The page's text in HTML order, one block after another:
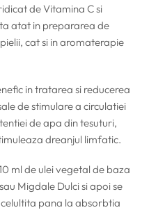
de Vitamina C si
atat in prepararea de
cat si in aromaterapie
in tratarea si reducerea
de stimulare a circulatiei
de apa din tesuturi,
dreanjul limfatic.
ml de ulei vegetal de baza
Migdale Dulci si apoi se
pana la absorbtia